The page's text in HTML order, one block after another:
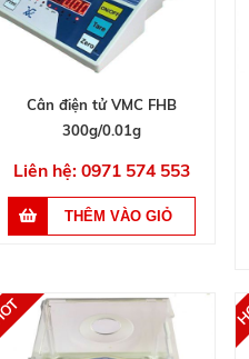
Cân điện tử VMC FHB
300g/0.01g
Liên hệ: 0971 574 553